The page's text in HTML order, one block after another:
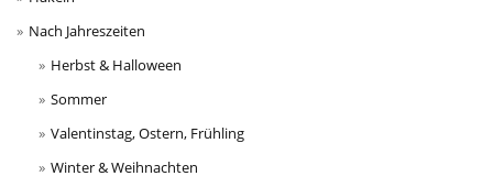
Nach Jahreszeiten
Herbst & Halloween
Sommer
Valentinstag, Ostern, Frühling
Winter & Weihnachten